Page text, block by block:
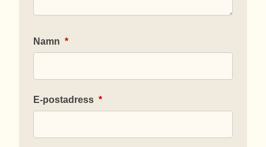
Namn *
E-postadress *